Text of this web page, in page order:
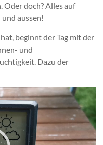
doch? Alles auf
und aussen!
beginnt der Tag mit der
und
Dazu der